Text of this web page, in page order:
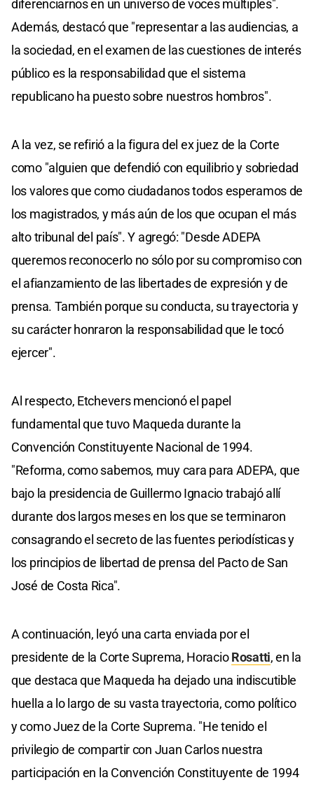
diferenciarnos en un universo de voces múltiples".
Además, destacó que "representar a las audiencias, a
la sociedad, en el examen de las cuestiones de interés
público es la responsabilidad que el sistema
republicano ha puesto sobre nuestros hombros".
A la vez, se refirió a la figura del ex juez de la Corte
como "alguien que defendió con equilibrio y sobriedad
los valores que como ciudadanos todos esperamos de
los magistrados, y más aún de los que ocupan el más
alto tribunal del país". Y agregó: "Desde ADEPA
queremos reconocerlo no sólo por su compromiso con
el afianzamiento de las libertades de expresión y de
prensa. También porque su conducta, su trayectoria y
su carácter honraron la responsabilidad que le tocó
ejercer".
Al respecto, Etchevers mencionó el papel
fundamental que tuvo Maqueda durante la
Convención Constituyente Nacional de 1994.
"Reforma, como sabemos, muy cara para ADEPA, que
bajo la presidencia de Guillermo Ignacio trabajó allí
durante dos largos meses en los que se terminaron
consagrando el secreto de las fuentes periodísticas y
los principios de libertad de prensa del Pacto de San
José de Costa Rica".
A continuación, leyó una carta enviada por el
presidente de la Corte Suprema, HoracioRosatti, en la
que destaca que Maqueda ha dejado una indiscutible
huella a lo largo de su vasta trayectoria, como político
y como Juez de la Corte Suprema. "He tenido el
privilegio de compartir con Juan Carlos nuestra
participación en la Convención Constituyente de 1994